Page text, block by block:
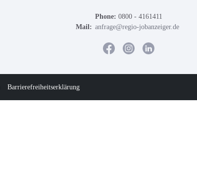
Phone: 0800 - 4161411
Mail: anfrage@regio-jobanzeiger.de
Barrierefreiheitserklärung